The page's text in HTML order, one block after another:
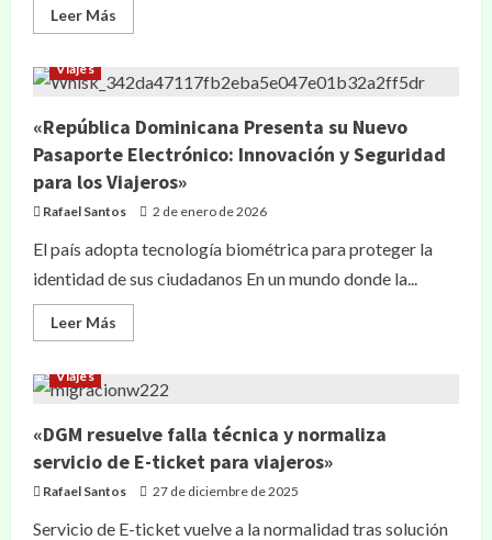
Leer Más
Viajes
«República Dominicana Presenta su Nuevo
Pasaporte Electrónico: Innovación y Seguridad
para los Viajeros»
Rafael Santos 2 de enero de 2026
El país adopta tecnología biométrica para proteger la
identidad de sus ciudadanos En un mundo donde la...
Leer Más
Viajes
«DGM resuelve falla técnica y normaliza
servicio de E-ticket para viajeros»
Rafael Santos 27 de diciembre de 2025
Servicio de E-ticket vuelve a la normalidad tras solución